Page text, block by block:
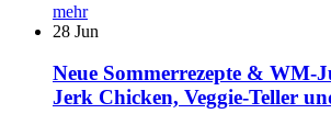
mehr
28 Jun
Neue Sommerrezepte & WM-
Jerk Chicken, Veggie-Teller